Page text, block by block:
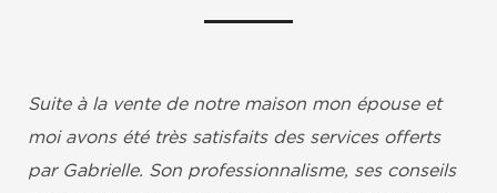
Suite à la vente de notre maison mon épouse et
moi avons été très satisfaits des services offerts
par Gabrielle. Son professionnalisme, ses conseils